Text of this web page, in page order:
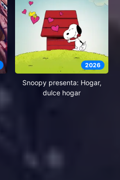
2026
Snoopy presenta: Hogar,
dulce hogar